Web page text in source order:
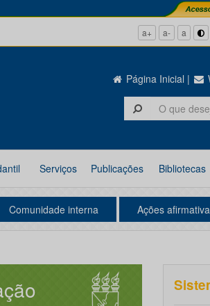
a+ a- a
Página Inicial |
Serviços Publicações Bibliotecas
Comunidade interna Ações